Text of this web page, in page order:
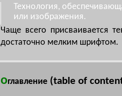
Технология,
или изображения.
Чаще всего присваивается
достаточно мелким шрифтом.
оглавление (table of